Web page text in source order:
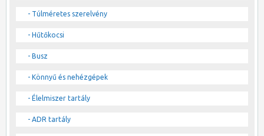
- Túlméretes szerelvény
- Hűtőkocsi
- Busz
- Könnyű és nehézgépek
- Élelmiszer tartály
- ADR tartály